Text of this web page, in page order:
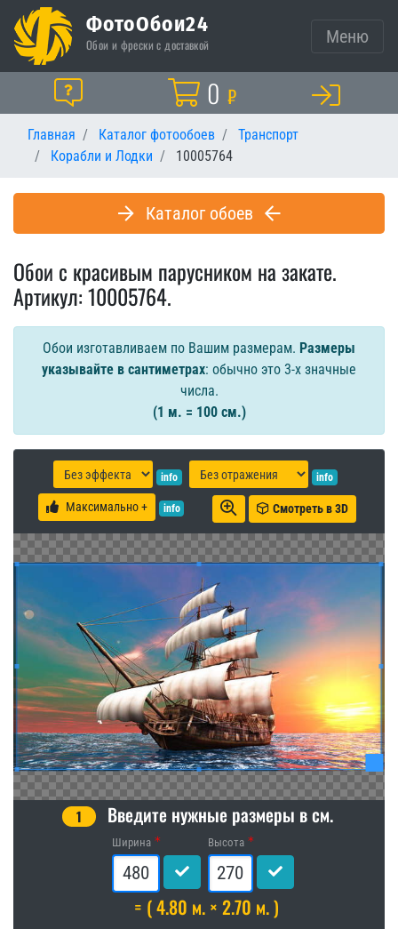
ФотоОбои24
Обои и фрески с доставкой Меню
Помощь Корзина
0 ₽
Главная Каталог фотообоев
Транспорт
Корабли и Лодки
10005764
Каталог обоев
Обои с красивым парусником на закате.
Артикул: 10005764.
Обои изготавливаем по Вашим размерам. Размеры
указывайте в сантиметрах: обычно это 3-х значные
числа.
(1 м. = 100 см.)
info info
Максимально + info Смотреть в 3D
1 Введите нужные размеры в см.
Ширина Высота
= ( 4.80 м. × 2.70 м. )